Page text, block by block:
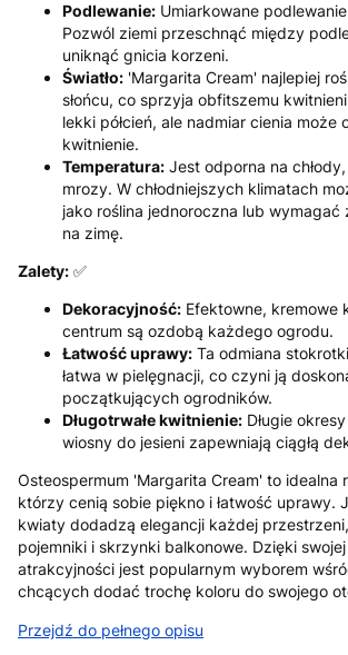
Podlewanie: Umiarkowane
Pozwól ziemi przeschnąć między
uniknąć gnicia korzeni.
Światło: 'Margarita Cream' najlepiej
słońcu, co sprzyja obfitszemu
lekki półcień, ale nadmiar cienia może
kwitnienie.
Temperatura: Jest odporna na
mrozy. W chłodniejszych klimatach
jako roślina jednoroczna lub wymagać
na zimę.
Zalety: ✅
Dekoracyjność: Efektowne, kremowe
centrum są ozdobą każdego ogrodu.
Łatwość uprawy: Ta odmiana
łatwa w pielęgnacji, co czyni ją
początkujących ogrodników.
Długotrwałe kwitnienie: Długie
wiosny do jesieni zapewniają ciągłą
Osteospermum 'Margarita Cream' to idealna
którzy cenią sobie piękno i łatwość uprawy.
kwiaty dodadzą elegancji każdej
pojemniki i skrzynki balkonowe. Dzięki
atrakcyjności jest popularnym wyborem
chcących dodać trochę koloru do swojego
Przejdź do pełnego opisu